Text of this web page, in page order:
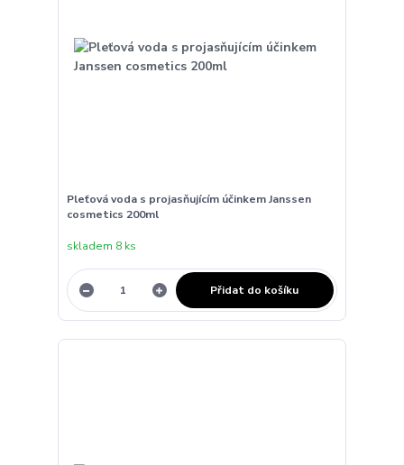
Pleťová voda s projasňujícím účinkem Janssen
cosmetics 200ml
skladem 8 ks
Přidat do košíku